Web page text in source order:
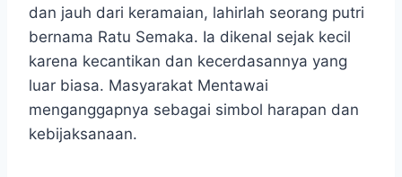
dan jauh dari keramaian, lahirlah seorang putri
bernama Ratu Semaka. Ia dikenal sejak kecil
karena kecantikan dan kecerdasannya yang
luar biasa. Masyarakat Mentawai
menganggapnya sebagai simbol harapan dan
kebijaksanaan.